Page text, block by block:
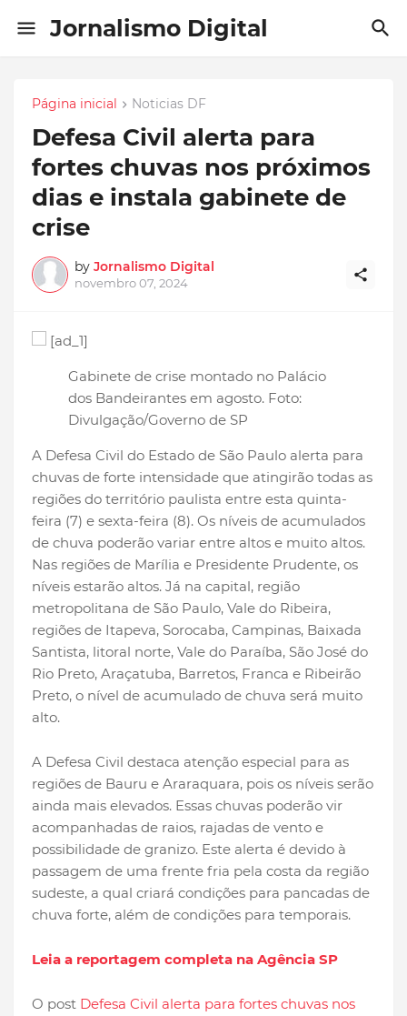
Jornalismo Digital
Página inicial Noticias DF
Defesa Civil alerta para
fortes chuvas nos próximos
dias e instala gabinete de
crise
by Jornalismo Digital
novembro 07, 2024
[ad_1]
Gabinete de crise montado no Palácio
dos Bandeirantes em agosto. Foto:
Divulgação/Governo de SP
A Defesa Civil do Estado de São Paulo alerta para
chuvas de forte intensidade que atingirão todas as
regiões do território paulista entre esta quinta-
feira (7) e sexta-feira (8). Os níveis de acumulados
de chuva poderão variar entre altos e muito altos.
Nas regiões de Marília e Presidente Prudente, os
níveis estarão altos. Já na capital, região
metropolitana de São Paulo, Vale do Ribeira,
regiões de Itapeva, Sorocaba, Campinas, Baixada
Santista, litoral norte, Vale do Paraíba, São José do
Rio Preto, Araçatuba, Barretos, Franca e Ribeirão
Preto, o nível de acumulado de chuva será muito
alto.
A Defesa Civil destaca atenção especial para as
regiões de Bauru e Araraquara, pois os níveis serão
ainda mais elevados. Essas chuvas poderão vir
acompanhadas de raios, rajadas de vento e
possibilidade de granizo. Este alerta é devido à
passagem de uma frente fria pela costa da região
sudeste, a qual criará condições para pancadas de
chuva forte, além de condições para temporais.
Leia a reportagem completa na Agência SP
O post Defesa Civil alerta para fortes chuvas nos